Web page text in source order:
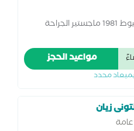
بكالوريوس الطب جامعة اسيوط 1981 ماجستير الجراحة
مواعيد الحجز
محدد
زيان